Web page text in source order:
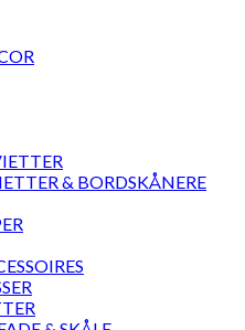
& BORDSKÅNERE